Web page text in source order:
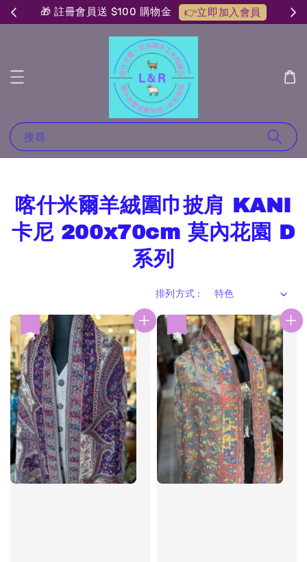
🎁 註冊會員送 $100 購物金 👉立即加入會員
搜尋
喀什米爾羊絨圍巾披肩 KANI
卡尼 200x70cm 莫內花園 D
系列
排列方式 :